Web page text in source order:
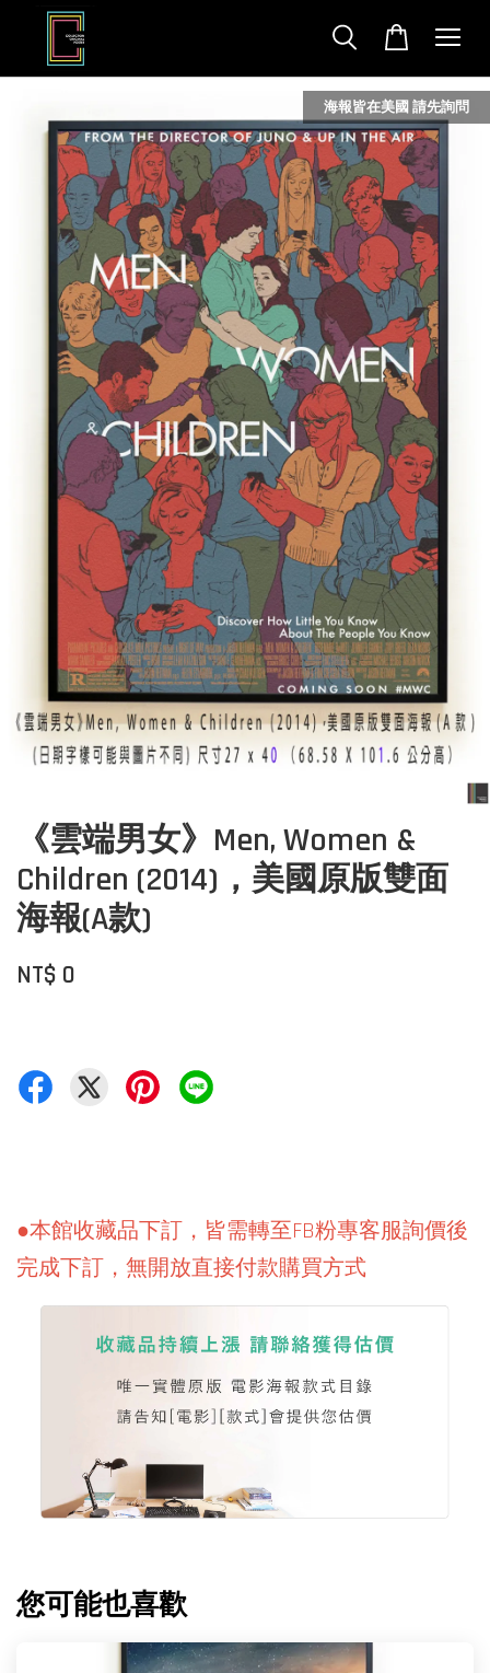
海報皆在美國 請先詢問
《雲端男女》Men, Women &
Children (2014)，美國原版雙面
海報(A款)
NT$ 0
●本館收藏品下訂，皆需轉至FB粉專客服詢價後
完成下訂，無開放直接付款購買方式
您可能也喜歡